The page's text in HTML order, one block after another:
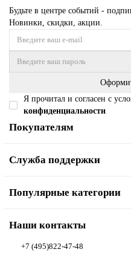
Будьте в центре событий -
Новинки, скидки, акции.
Я прочитал и согласен с
конфиденциальности
Покупателям
Служба поддержки
Популярные категории
Наши контакты
+7 (495)822-47-48